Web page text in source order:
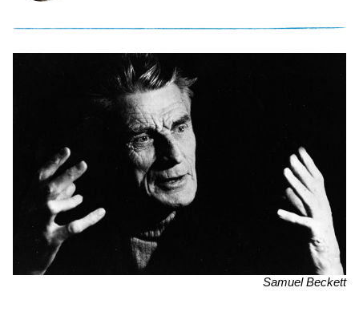
Samuel Beckett